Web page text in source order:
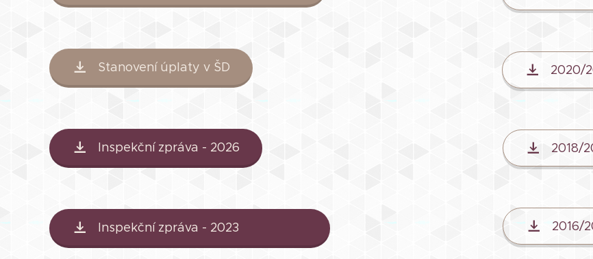
Stanovení úplaty v ŠD
Inspekční zpráva - 2026
Inspekční zpráva - 2023
2020/
2018/
2016/